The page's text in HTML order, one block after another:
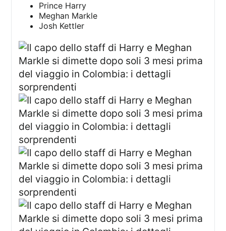
Prince Harry
Meghan Markle
Josh Kettler